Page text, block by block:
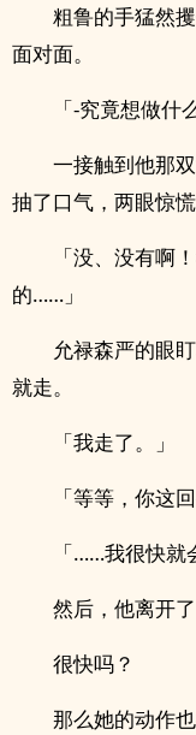
粗鲁的手猛然
面对面。
「-究竟想做什
一接触到他那
抽了口气，两眼惊慌
「没、没有啊
的……」
允禄森严的眼
就走。
「我走了。」
「等等，你这
「……我很快就
然后，他离开
很快吗？
那么她的动作